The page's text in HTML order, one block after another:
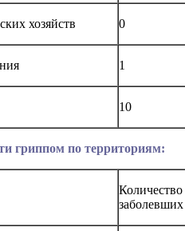
хозяйств 0
1
10
гриппом по территориям:
Количество
заболевших